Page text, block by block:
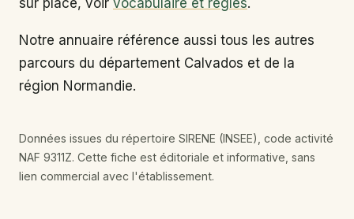
sur place, voir vocabulaire et règles.
Notre annuaire référence aussi tous les autres
parcours du département Calvados et de la
région Normandie.
Données issues du répertoire SIRENE (INSEE), code activité
NAF 9311Z. Cette fiche est éditoriale et informative, sans
lien commercial avec l'établissement.